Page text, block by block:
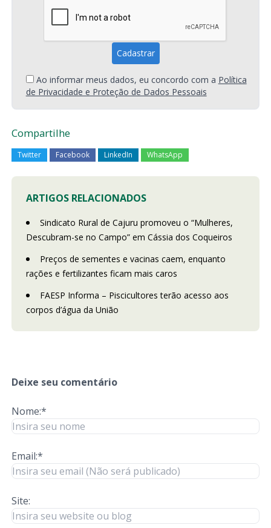
Ao informar meus dados, eu concordo com a Política
de Privacidade e Proteção de Dados Pessoais
Compartilhe
Twitter Facebook LinkedIn WhatsApp
ARTIGOS RELACIONADOS
Sindicato Rural de Cajuru promoveu o “Mulheres,
Descubram-se no Campo” em Cássia dos Coqueiros
Preços de sementes e vacinas caem, enquanto
rações e fertilizantes ficam mais caros
FAESP Informa – Piscicultores terão acesso aos
corpos d’água da União
Deixe seu comentário
Nome:*
Email:*
Site: